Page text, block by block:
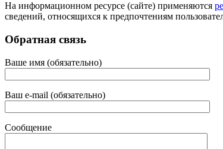
На информационном ресурсе (сайте) применяются
сведений, относящихся к предпочтениям
Обратная связь
Ваше имя (обязательно)
Ваш e-mail (обязательно)
Сообщение